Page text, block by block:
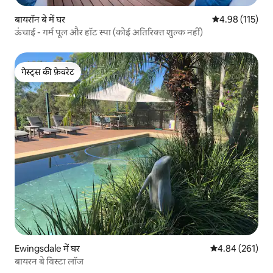
बायरॉन बे में घर औसत रेटिंग 5 में से
4.98 (115)
ऊंचाई - गर्म पूल और हॉट स्पा (कोई अतिरिक्त शुल्क नहीं)
गेस्ट्स की फ़ेवरेट
गेस्ट्स की फ़ेवरेट
Ewingsdale में घर औसत रेटिंग 5 में से
4.84 (261)
बायरन बे विस्टा लॉज